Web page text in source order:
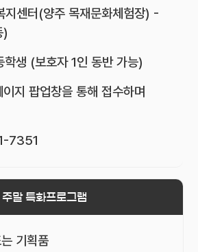
지센터(양주 목재문화체험장) -
)
생 (보호자 1인 동반 가능)
지 팝업창을 통해 접수하며
7351
주말 특화프로그램
기획품